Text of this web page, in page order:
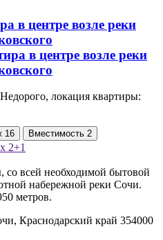
в центре возле реки
локация квартиры:
16 Вместимость 2
2+1
всей необходимой бытовой
набережной реки Сочи.
метров.
Краснодарский край 354000